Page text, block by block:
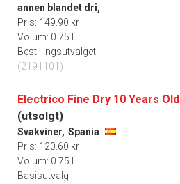
annen blandet dri,
Pris: 149.90 kr
Volum: 0.75 l
Bestillingsutvalget
(2191101)
Electrico Fine Dry 10 Years Old
(utsolgt)
Svakviner, Spania
Pris: 120.60 kr
Volum: 0.75 l
Basisutvalg